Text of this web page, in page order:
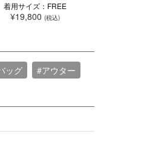
着用サイズ：FREE
¥19,800 (税込)
ッグ
#アウター